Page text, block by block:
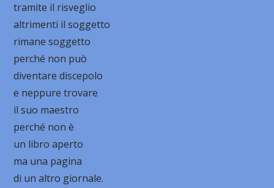
tramite il risveglio
altrimenti il soggetto
rimane soggetto
perché non può
diventare discepolo
e neppure trovare
il suo maestro
perché non è
un libro aperto
ma una pagina
di un altro giornale.